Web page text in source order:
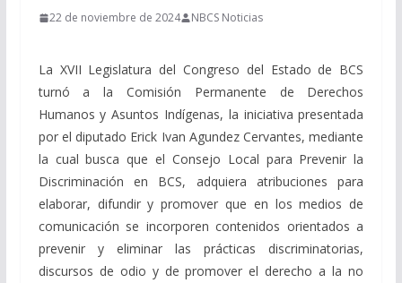
22 de noviembre de 2024 NBCS Noticias
La XVII Legislatura del Congreso del Estado de BCS
turnó a la Comisión Permanente de Derechos
Humanos y Asuntos Indígenas, la iniciativa presentada
por el diputado Erick Ivan Agundez Cervantes, mediante
la cual busca que el Consejo Local para Prevenir la
Discriminación en BCS, adquiera atribuciones para
elaborar, difundir y promover que en los medios de
comunicación se incorporen contenidos orientados a
prevenir y eliminar las prácticas discriminatorias,
discursos de odio y de promover el derecho a la no